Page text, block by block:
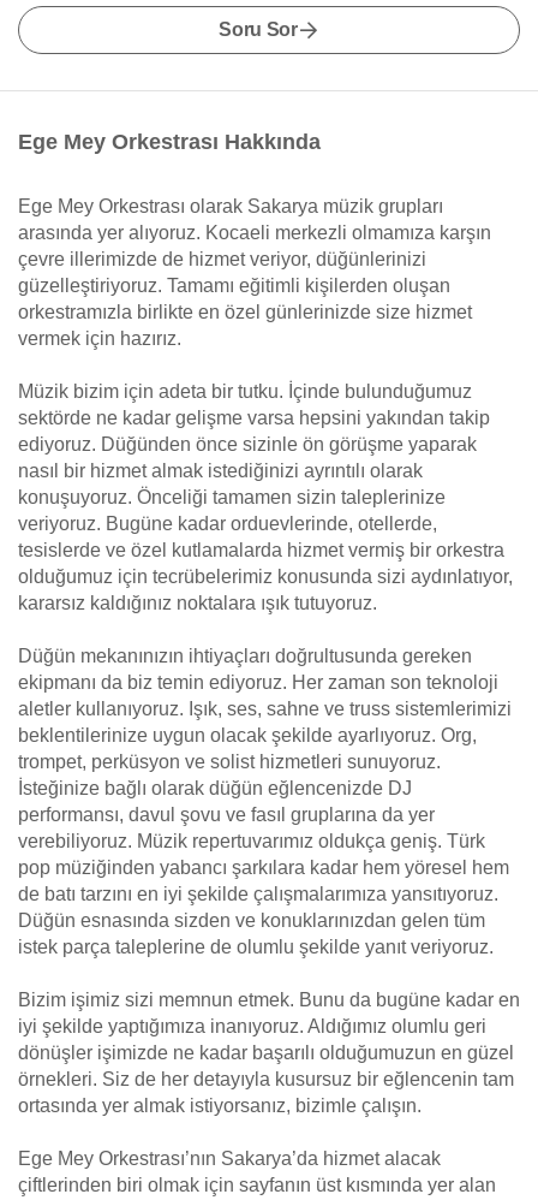
Soru Sor
Ege Mey Orkestrası Hakkında
Ege Mey Orkestrası olarak Sakarya müzik grupları
arasında yer alıyoruz. Kocaeli merkezli olmamıza karşın
çevre illerimizde de hizmet veriyor, düğünlerinizi
güzelleştiriyoruz. Tamamı eğitimli kişilerden oluşan
orkestramızla birlikte en özel günlerinizde size hizmet
vermek için hazırız.
Müzik bizim için adeta bir tutku. İçinde bulunduğumuz
sektörde ne kadar gelişme varsa hepsini yakından takip
ediyoruz. Düğünden önce sizinle ön görüşme yaparak
nasıl bir hizmet almak istediğinizi ayrıntılı olarak
konuşuyoruz. Önceliği tamamen sizin taleplerinize
veriyoruz. Bugüne kadar orduevlerinde, otellerde,
tesislerde ve özel kutlamalarda hizmet vermiş bir orkestra
olduğumuz için tecrübelerimiz konusunda sizi aydınlatıyor,
kararsız kaldığınız noktalara ışık tutuyoruz.
Düğün mekanınızın ihtiyaçları doğrultusunda gereken
ekipmanı da biz temin ediyoruz. Her zaman son teknoloji
aletler kullanıyoruz. Işık, ses, sahne ve truss sistemlerimizi
beklentilerinize uygun olacak şekilde ayarlıyoruz. Org,
trompet, perküsyon ve solist hizmetleri sunuyoruz.
İsteğinize bağlı olarak düğün eğlencenizde DJ
performansı, davul şovu ve fasıl gruplarına da yer
verebiliyoruz. Müzik repertuvarımız oldukça geniş. Türk
pop müziğinden yabancı şarkılara kadar hem yöresel hem
de batı tarzını en iyi şekilde çalışmalarımıza yansıtıyoruz.
Düğün esnasında sizden ve konuklarınızdan gelen tüm
istek parça taleplerine de olumlu şekilde yanıt veriyoruz.
Bizim işimiz sizi memnun etmek. Bunu da bugüne kadar en
iyi şekilde yaptığımıza inanıyoruz. Aldığımız olumlu geri
dönüşler işimizde ne kadar başarılı olduğumuzun en güzel
örnekleri. Siz de her detayıyla kusursuz bir eğlencenin tam
ortasında yer almak istiyorsanız, bizimle çalışın.
Ege Mey Orkestrası’nın Sakarya’da hizmet alacak
çiftlerinden biri olmak için sayfanın üst kısmında yer alan